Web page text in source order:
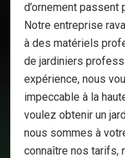
d’ornement passent
Notre entreprise
à des matériels
de jardiniers
expérience, nous
impeccable à la
voulez obtenir un
nous sommes à
connaître nos tarifs,